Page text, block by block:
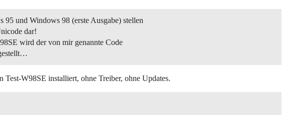
95 und Windows 98 (erste Ausgabe) stellen
dar!
wird der von mir genannte Code
Test-W98SE installiert, ohne Treiber, ohne Updates.